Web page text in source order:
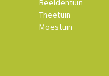
Beeldentuin
Theetuin
Moestuin